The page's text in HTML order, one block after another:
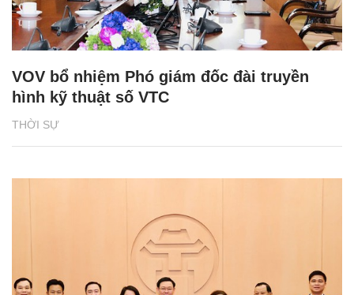
THỜI SỰ
VOV bổ nhiệm Phó giám đốc đài truyền
hình kỹ thuật số VTC